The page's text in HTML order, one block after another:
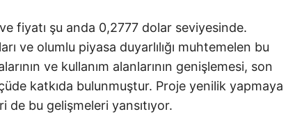
fiyatı şu anda 0,2777 dolar seviyesinde.
ve olumlu piyasa duyarlılığı muhtemelen bu
ve kullanım alanlarının genişlemesi, son
katkıda bulunmuştur. Proje yenilik yapmaya
bu gelişmeleri yansıtıyor.